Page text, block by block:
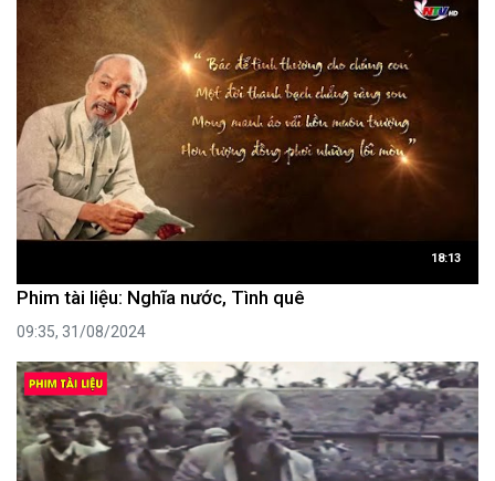
18:13
Phim tài liệu: Nghĩa nước, Tình quê
09:35, 31/08/2024